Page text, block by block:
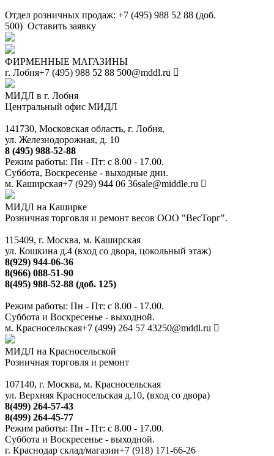
Отдел розничных продаж: +7 (495) 988 52 88 (доб.
500) Оставить заявку
ФИРМЕННЫЕ МАГАЗИНЫ
г. Лобня+7 (495) 988 52 88 500@mddl.ru
МИДЛ в г. Лобня
Центральный офис МИДЛ
141730, Московская область, г. Лобня,
ул. Железнодорожная, д. 10
8 (495) 988-52-88
Режим работы: Пн - Пт: с 8.00 - 17.00.
Суббота, Воскресенье - выходные дни.
м. Каширская+7 (929) 944 06 36sale@middle.ru
МИДЛ на Каширке
Розничная торговля и ремонт весов ООО "ВесТорг".
115409, г. Москва, м. Каширская
ул. Кошкина д.4 (вход со двора, цокольный этаж)
8(929) 944-06-36
8(966) 088-51-90
8(495) 988-52-88 (доб. 125)
Режим работы: Пн - Пт: с 8.00 - 17.00.
Суббота и Воскресенье - выходной.
м. Красносельская+7 (499) 264 57 43250@mddl.ru
МИДЛ на Красносельской
Розничная торговля и ремонт
107140, г. Москва, м. Красносельская
ул. Верхняя Красносельская д.10, (вход со двора)
8(499) 264-57-43
8(499) 264-45-77
Режим работы: Пн - Пт: с 8.00 - 17.00.
Суббота и Воскресенье - выходной.
г. Краснодар склад/магазин+7 (918) 171-66-26